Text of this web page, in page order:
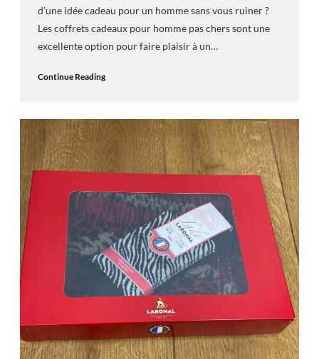
d’une idée cadeau pour un homme sans vous ruiner ?
Les coffrets cadeaux pour homme pas chers sont une
excellente option pour faire plaisir à un…
Continue Reading